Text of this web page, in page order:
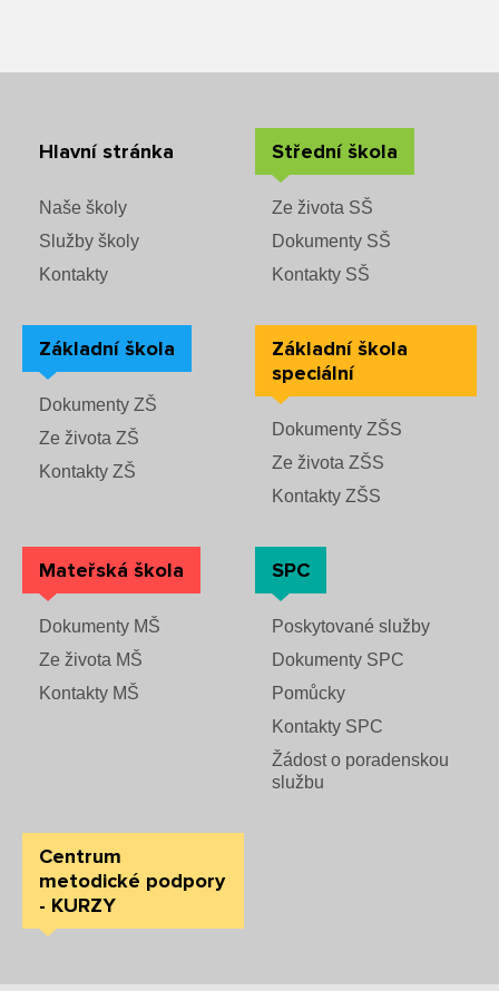
Hlavní stránka
Naše školy
Služby školy
Kontakty
Střední škola
Ze života SŠ
Dokumenty SŠ
Kontakty SŠ
Základní škola
Dokumenty ZŠ
Ze života ZŠ
Kontakty ZŠ
Základní škola
speciální
Dokumenty ZŠS
Ze života ZŠS
Kontakty ZŠS
Mateřská škola
Dokumenty MŠ
Ze života MŠ
Kontakty MŠ
SPC
Poskytované služby
Dokumenty SPC
Pomůcky
Kontakty SPC
Žádost o poradenskou
službu
Centrum
metodické podpory
- KURZY